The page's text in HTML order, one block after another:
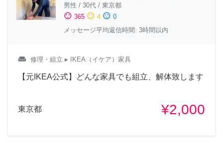
男性 / 30代 / 東京都
sentiment_satisfied 365 sentiment_neutral 4 sentiment_dissatisfied 0
メッセージ平均返信時間: 3時間以内
weekend 修理・組立 ▸ IKEA（イケア）家具
【元IKEA公式】どんな家具でも組立、解体致します
東京都 ¥2,000